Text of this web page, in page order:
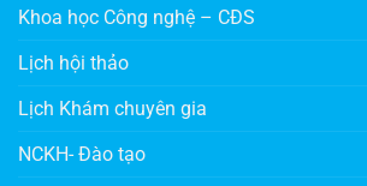
Khoa học Công nghệ – CĐS
Lịch hội thảo
Lịch Khám chuyên gia
NCKH- Đào tạo